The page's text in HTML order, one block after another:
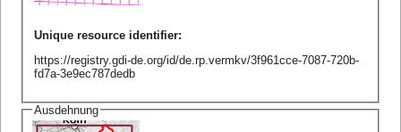
Unique resource identifier:
https://registry.gdi-de.org/id/de.rp.vermkv/3f961cce-7087-720b-
fd7a-3e9ec787dedb
Ausdehnung